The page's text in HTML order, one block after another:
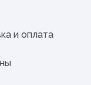
и оплата